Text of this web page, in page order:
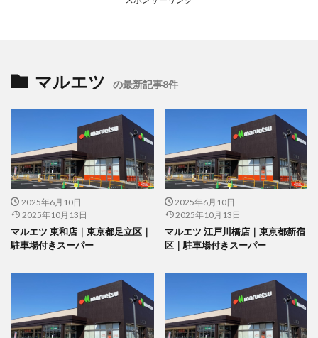
マルエツ の最新記事8件
2025年6月10日
2025年10月13日
マルエツ 東和店｜東京都足立区｜
駐車場付きスーパー
2025年6月10日
2025年10月13日
マルエツ 江戸川橋店｜東京都新宿
区｜駐車場付きスーパー